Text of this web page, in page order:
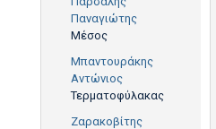
Παναγιώτης
Μέσος
Μπαντουράκης
Αντώνιος
Τερματοφύλακας
Ζαρακοβίτης